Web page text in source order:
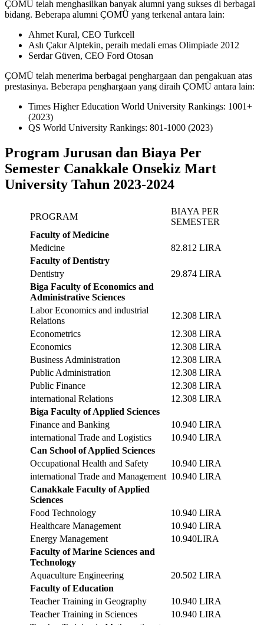
ÇOMÜ telah menghasilkan banyak alumni yang sukses di berbagai
bidang. Beberapa alumni ÇOMÜ yang terkenal antara lain:
Ahmet Kural, CEO Turkcell
Aslı Çakır Alptekin, peraih medali emas Olimpiade 2012
Serdar Güven, CEO Ford Otosan
ÇOMÜ telah menerima berbagai penghargaan dan pengakuan atas
prestasinya. Beberapa penghargaan yang diraih ÇOMÜ antara lain:
Times Higher Education World University Rankings: 1001+
(2023)
QS World University Rankings: 801-1000 (2023)
Program Jurusan dan Biaya Per
Semester Canakkale Onsekiz Mart
University Tahun 2023-2024
PROGRAM
BIAYA PER
SEMESTER
Faculty of Medicine
Medicine
82.812 LIRA
Faculty of Dentistry
Dentistry
29.874 LIRA
Biga Faculty of Economics and
Administrative Sciences
Labor Economics and industrial
Relations
12.308 LIRA
Econometrics
12.308 LIRA
Economics
12.308 LIRA
Business Administration
12.308 LIRA
Public Administration
12.308 LIRA
Public Finance
12.308 LIRA
international Relations
12.308 LIRA
Biga Faculty of Applied Sciences
Finance and Banking
10.940 LIRA
international Trade and Logistics
10.940 LIRA
Can School of Applied Sciences
Occupational Health and Safety
10.940 LIRA
international Trade and Management 10.940 LIRA
Canakkale Faculty of Applied
Sciences
Food Technology
10.940 LIRA
Healthcare Management
10.940 LIRA
Energy Management
10.940LIRA
Faculty of Marine Sciences and
Technology
Aquaculture Engineering
20.502 LIRA
Faculty of Education
Teacher Training in Geography
10.940 LIRA
Teacher Training in Sciences
10.940 LIRA